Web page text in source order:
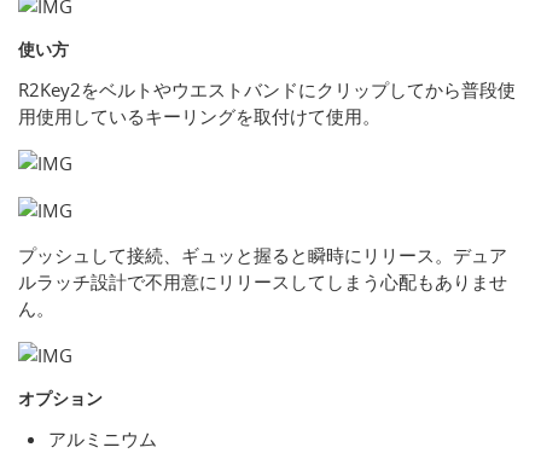
使い方
R2Key2をベルトやウエストバンドにクリップしてから普段使
用使用しているキーリングを取付けて使用。
プッシュして接続、ギュッと握ると瞬時にリリース。デュア
ルラッチ設計で不用意にリリースしてしまう心配もありませ
ん。
オプション
アルミニウム